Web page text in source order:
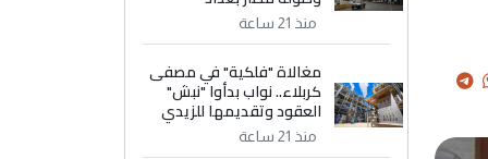
منذ 21 ساعة
مغالاة "فلكية" في مصفى
كربلاء.. نواب بدأوا "نبش"
العقود وتقديمها للزيدي
منذ 21 ساعة